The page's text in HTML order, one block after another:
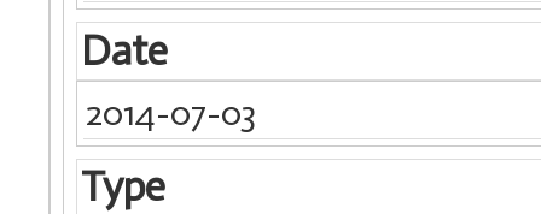
Date
2014-07-03
Type